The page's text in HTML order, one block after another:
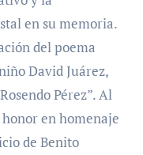
en su memoria.
del poema
David Juárez,
Pérez”. Al
en homenaje
de Benito